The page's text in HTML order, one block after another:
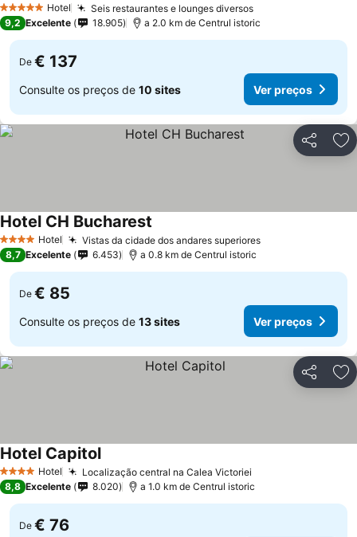
5 Estrelas Hotel Seis restaurantes e lounges diversos
9,2 Excelente 18.905 a 2.0 km de Centrul istoric
De € 137
Consulte os preços de 10 sites Ver preços
Partilhar
4 EstrelasHotel Vistas da cidade dos andares superiores
Hotel CH Bucharest
8,7 Excelente 6.453 a 0.8 km de Centrul istoric
De € 85
Consulte os preços de 13 sites Ver preços
Partilhar
4 EstrelasHotel Localização central na Calea Victoriei
Hotel Capitol
8,8 Excelente 8.020 a 1.0 km de Centrul istoric
De € 76